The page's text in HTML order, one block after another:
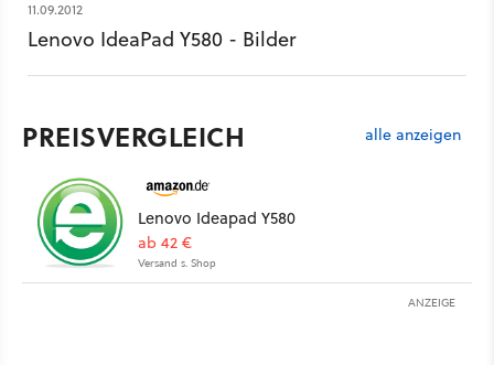
11.09.2012
Lenovo IdeaPad Y580 - Bilder
PREISVERGLEICH alle anzeigen
Lenovo Ideapad Y580
ab 42 €
Versand s. Shop
ANZEIGE